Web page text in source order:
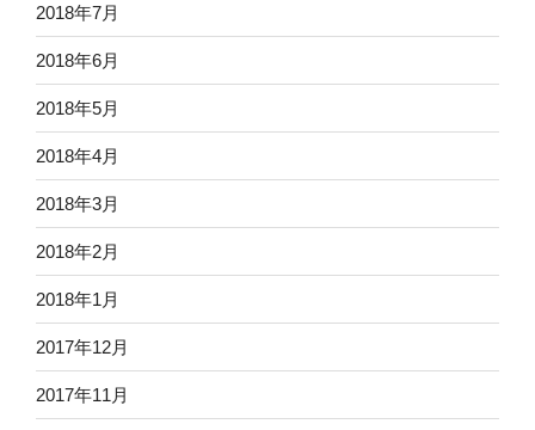
2018年7月
2018年6月
2018年5月
2018年4月
2018年3月
2018年2月
2018年1月
2017年12月
2017年11月